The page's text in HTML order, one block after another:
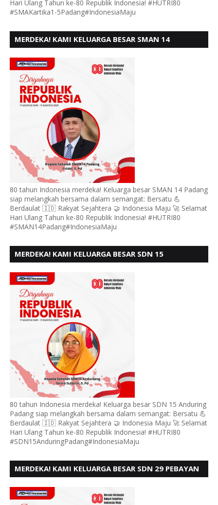
Hari Ulang Tahun ke-80 Republik Indonesia! #HUTRI80
#SMAKartika1-5Padang#IndonesiaMaju
MERDEKA! KAMI KELUARGA BESAR SMAN 14
80 tahun Indonesia merdeka! Keluarga besar SMAN 14 Padang
siap melangkah bersama dalam semangat: Bersatu 💪
Berdaulat 🇮🇩 Rakyat Sejahtera 🤝 Indonesia Maju 🚀 Selamat
Hari Ulang Tahun ke-80 Republik Indonesia! #HUTRI80
#SMAN14Padang#IndonesiaMaju
MERDEKA! KAMI KELUARGA BESAR SDN 15
80 tahun Indonesia merdeka! Keluarga besar SDN 15 Anduring
Padang siap melangkah bersama dalam semangat: Bersatu 💪
Berdaulat 🇮🇩 Rakyat Sejahtera 🤝 Indonesia Maju 🚀 Selamat
Hari Ulang Tahun ke-80 Republik Indonesia! #HUTRI80
#SDN15AnduringPadang#IndonesiaMaju
MERDEKA! KAMI KELUARGA BESAR SDN 29 PEBAYAN
KE - 80